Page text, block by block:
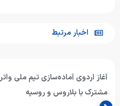
اخبار مرتبط
آغاز اردوی آماده‌سازی تیم ملی
مشترک با بلاروس و روسیه